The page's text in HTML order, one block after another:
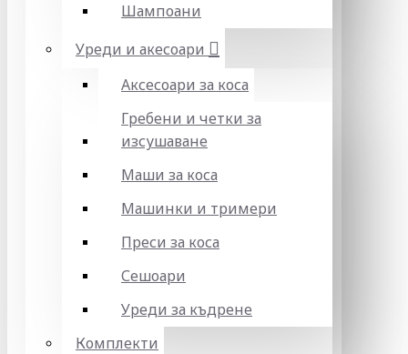
Шампоани
Уреди и акесоари
Аксесоари за коса
Гребени и четки за
изсушаване
Маши за коса
Машинки и тримери
Преси за коса
Сешоари
Уреди за къдрене
Комплекти